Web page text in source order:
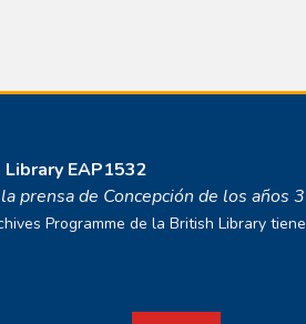
EAP1532
prensa de Concepción de los años
Programme de la British Library